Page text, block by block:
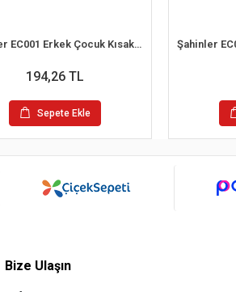
Şahinler EC001 Erkek Çocuk Kısakol Atlet (4-5 Yaş)
194,26 TL
Sepete Ekle
Bize Ulaşın